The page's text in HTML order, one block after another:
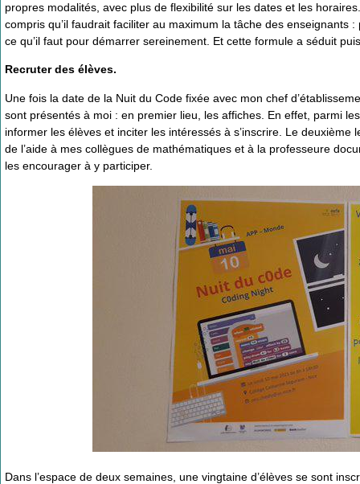
propres modalités, avec plus de flexibilité sur les dates et les
compris qu’il faudrait faciliter au maximum la tâche des
ce qu’il faut pour démarrer sereinement. Et cette formule a séduit
Recruter des élèves.
Une fois la date de la Nuit du Code fixée avec mon chef
sont présentés à moi : en premier lieu, les affiches. En effet, parmi
informer les élèves et inciter les intéressés à s’inscrire. Le
de l’aide à mes collègues de mathématiques et à la professeure
les encourager à y participer.
Dans l’espace de deux semaines, une vingtaine d’élèves se sont